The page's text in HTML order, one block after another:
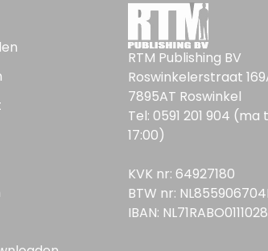
RTM Publishing BV
Roswinkelerstraat
7895AT Roswinkel
Tel: 0591 201 904
17:00)
KVK nr: 64927180
BTW nr:
IBAN: